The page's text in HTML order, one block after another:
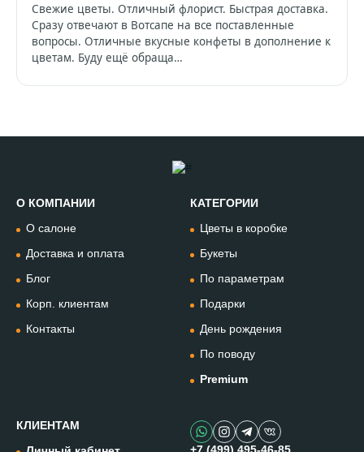
Свежие цветы. Отличный флорист. Быстрая доставка.
Сразу отвечают в Вотсапе на все поставленные
вопросы. Отличные вкусные конфеты в дополнение к
цветам. Буду ещё обраща…
О КОМПАНИИ
О салоне
Доставка и оплата
Блог
Корп. клиентам
Контакты
КАТЕГОРИИ
Цветы в коробке
Букеты
По параметрам
Подарки
День рождения
По поводу
Premium
КЛИЕНТАМ
Позвонить
+74994954685
WhatsApp
+79912981236
@omflowersbot